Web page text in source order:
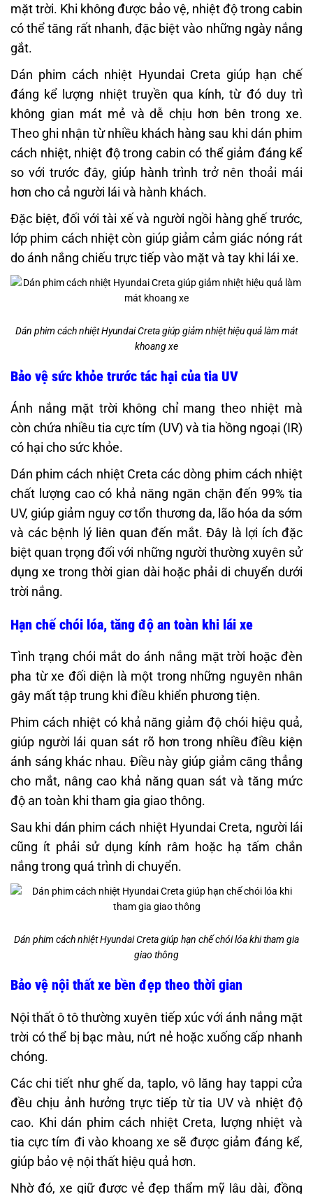
mặt trời. Khi không được bảo vệ, nhiệt độ trong cabin
có thể tăng rất nhanh, đặc biệt vào những ngày nắng
gắt.
Dán phim cách nhiệt Hyundai Creta giúp hạn chế
đáng kể lượng nhiệt truyền qua kính, từ đó duy trì
không gian mát mẻ và dễ chịu hơn bên trong xe.
Theo ghi nhận từ nhiều khách hàng sau khi dán phim
cách nhiệt, nhiệt độ trong cabin có thể giảm đáng kể
so với trước đây, giúp hành trình trở nên thoải mái
hơn cho cả người lái và hành khách.
Đặc biệt, đối với tài xế và người ngồi hàng ghế trước,
lớp phim cách nhiệt còn giúp giảm cảm giác nóng rát
do ánh nắng chiếu trực tiếp vào mặt và tay khi lái xe.
Dán phim cách nhiệt Hyundai Creta giúp giảm nhiệt hiệu quả làm mát
khoang xe
Bảo vệ sức khỏe trước tác hại của tia UV
Ánh nắng mặt trời không chỉ mang theo nhiệt mà
còn chứa nhiều tia cực tím (UV) và tia hồng ngoại (IR)
có hại cho sức khỏe.
Dán phim cách nhiệt Creta các dòng phim cách nhiệt
chất lượng cao có khả năng ngăn chặn đến 99% tia
UV, giúp giảm nguy cơ tổn thương da, lão hóa da sớm
và các bệnh lý liên quan đến mắt. Đây là lợi ích đặc
biệt quan trọng đối với những người thường xuyên sử
dụng xe trong thời gian dài hoặc phải di chuyển dưới
trời nắng.
Hạn chế chói lóa, tăng độ an toàn khi lái xe
Tình trạng chói mắt do ánh nắng mặt trời hoặc đèn
pha từ xe đối diện là một trong những nguyên nhân
gây mất tập trung khi điều khiển phương tiện.
Phim cách nhiệt có khả năng giảm độ chói hiệu quả,
giúp người lái quan sát rõ hơn trong nhiều điều kiện
ánh sáng khác nhau. Điều này giúp giảm căng thẳng
cho mắt, nâng cao khả năng quan sát và tăng mức
độ an toàn khi tham gia giao thông.
Sau khi dán phim cách nhiệt Hyundai Creta, người lái
cũng ít phải sử dụng kính râm hoặc hạ tấm chắn
nắng trong quá trình di chuyển.
Dán phim cách nhiệt Hyundai Creta giúp hạn chế chói lóa khi tham gia
giao thông
Bảo vệ nội thất xe bền đẹp theo thời gian
Nội thất ô tô thường xuyên tiếp xúc với ánh nắng mặt
trời có thể bị bạc màu, nứt nẻ hoặc xuống cấp nhanh
chóng.
Các chi tiết như ghế da, taplo, vô lăng hay tappi cửa
đều chịu ảnh hưởng trực tiếp từ tia UV và nhiệt độ
cao. Khi dán phim cách nhiệt Creta, lượng nhiệt và
tia cực tím đi vào khoang xe sẽ được giảm đáng kể,
giúp bảo vệ nội thất hiệu quả hơn.
Nhờ đó, xe giữ được vẻ đẹp thẩm mỹ lâu dài, đồng